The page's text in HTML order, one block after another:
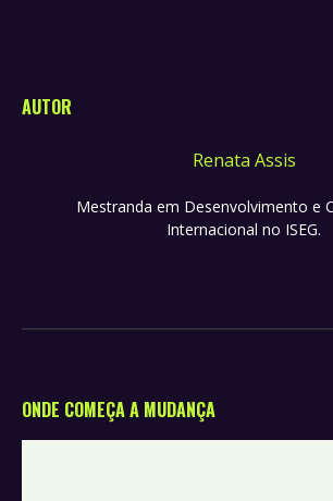
AUTOR
Renata Assis
Mestranda em Desenvolvimento e
Internacional no ISEG.
ONDE COMEÇA A MUDANÇA